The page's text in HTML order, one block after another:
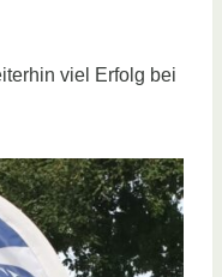
viel Erfolg bei